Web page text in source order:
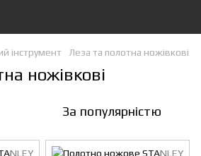
інструмент Леза та полотна ножівкові
ножівкові
За популярністю